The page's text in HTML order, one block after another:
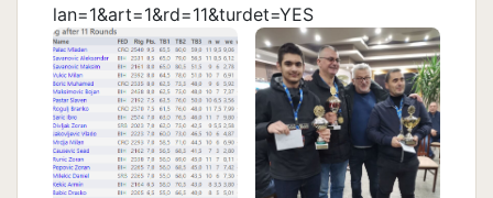
lan=1&art=1&rd=11&turdet=YES